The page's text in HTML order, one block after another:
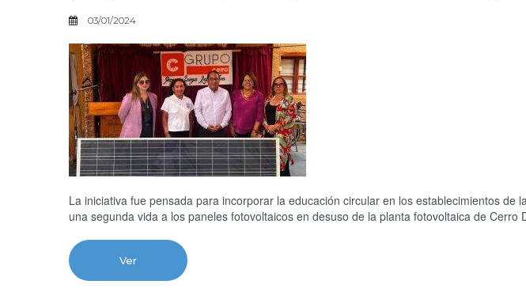
03/01/2024
La iniciativa fue pensada para incorporar la educación circular en los establecimientos de
una segunda vida a los paneles fotovoltaicos en desuso de la planta fotovoltaica de Cerro
Ver